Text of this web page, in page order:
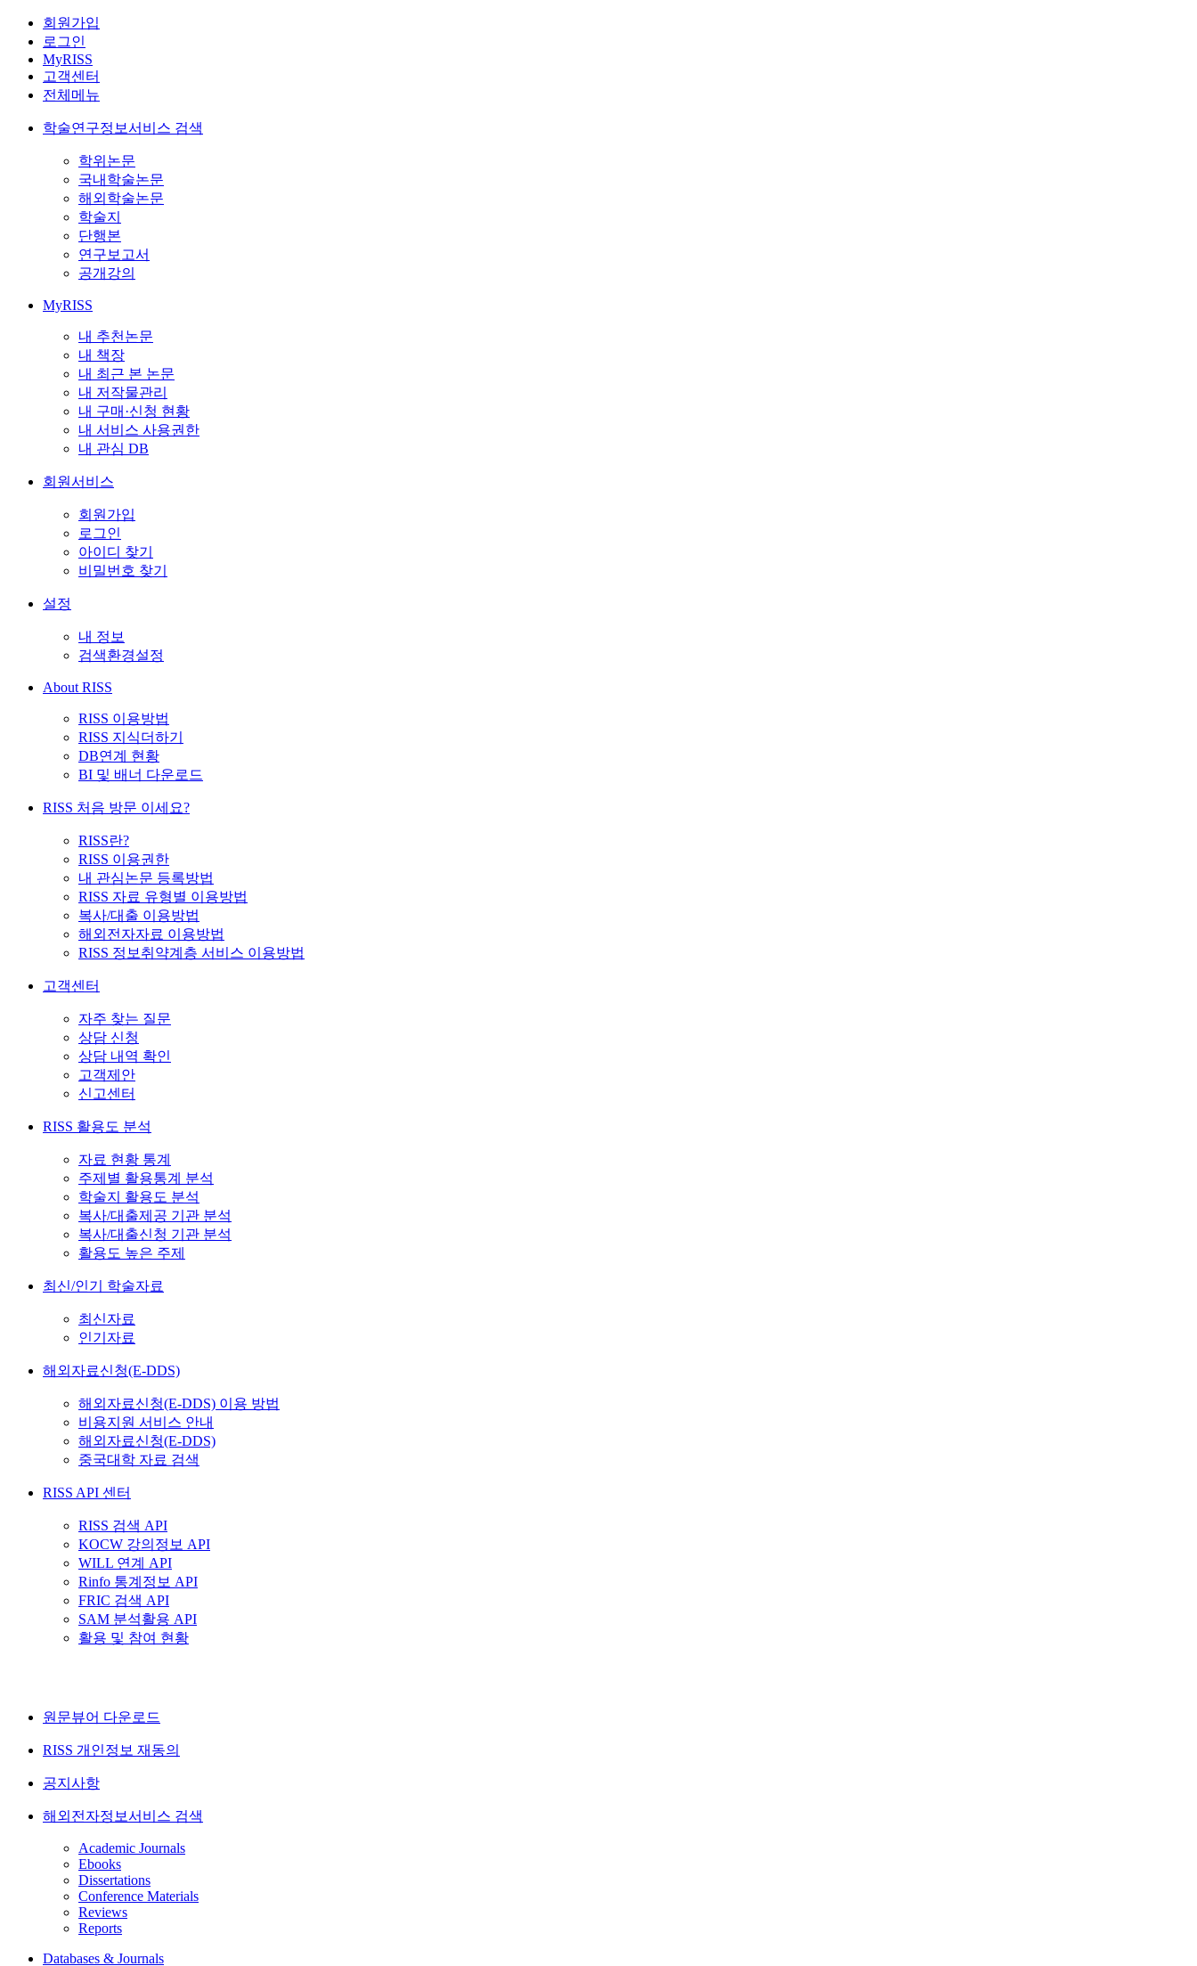
회원가입
로그인
MyRISS
고객센터
전체메뉴
학술연구정보서비스 검색
학위논문
국내학술논문
해외학술논문
학술지
단행본
연구보고서
공개강의
MyRISS
내 추천논문
내 책장
내 최근 본 논문
내 저작물관리
내 구매·신청 현황
내 서비스 사용권한
내 관심 DB
회원서비스
회원가입
로그인
아이디 찾기
비밀번호 찾기
설정
내 정보
검색환경설정
About RISS
RISS 이용방법
RISS 지식더하기
DB연계 현황
BI 및 배너 다운로드
RISS 처음 방문 이세요?
RISS란?
RISS 이용권한
내 관심논문 등록방법
RISS 자료 유형별 이용방법
복사/대출 이용방법
해외전자자료 이용방법
RISS 정보취약계층 서비스 이용방법
고객센터
자주 찾는 질문
상담 신청
상담 내역 확인
고객제안
신고센터
RISS 활용도 분석
자료 현황 통계
주제별 활용통계 분석
학술지 활용도 분석
복사/대출제공 기관 분석
복사/대출신청 기관 분석
활용도 높은 주제
최신/인기 학술자료
최신자료
인기자료
해외자료신청(E-DDS)
해외자료신청(E-DDS) 이용 방법
비용지원 서비스 안내
해외자료신청(E-DDS)
중국대학 자료 검색
RISS API 센터
RISS 검색 API
KOCW 강의정보 API
WILL 연계 API
Rinfo 통계정보 API
FRIC 검색 API
SAM 분석활용 API
활용 및 참여 현황
원문뷰어 다운로드
RISS 개인정보 재동의
공지사항
해외전자정보서비스 검색
Academic Journals
Ebooks
Dissertations
Conference Materials
Reviews
Reports
Databases & Journals